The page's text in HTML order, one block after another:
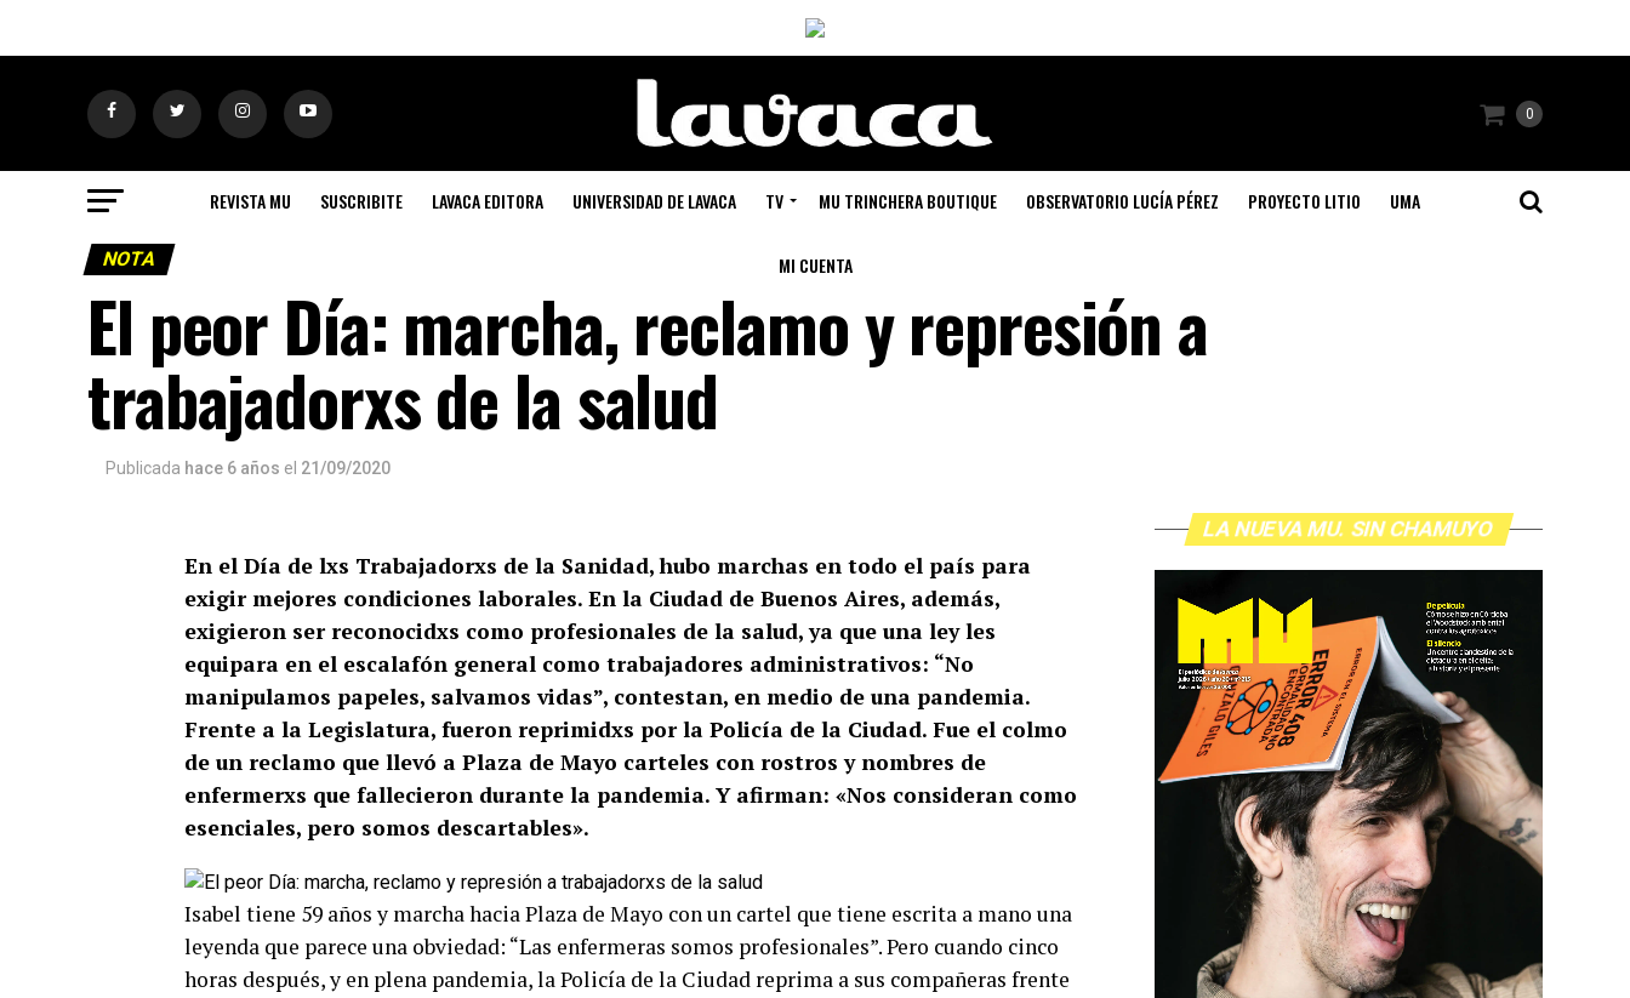
0
REVISTA MU SUSCRIBITE LAVACA EDITORA UNIVERSIDAD DE LAVACA TV MU TRINCHERA BOUTIQUE OBSERVATORIO LUCÍA PÉREZ PROYECTO LITIO UMA
MI CUENTA
NOTA
El peor Día: marcha, reclamo y represión a
trabajadorxs de la salud
Publicada hace 6 años el 21/09/2020
En el Día de lxs Trabajadorxs de la Sanidad, hubo marchas en todo el país para
exigir mejores condiciones laborales. En la Ciudad de Buenos Aires, además,
exigieron ser reconocidxs como profesionales de la salud, ya que una ley les
equipara en el escalafón general como trabajadores administrativos: “No
manipulamos papeles, salvamos vidas”, contestan, en medio de una pandemia.
Frente a la Legislatura, fueron reprimidxs por la Policía de la Ciudad. Fue el colmo
de un reclamo que llevó a Plaza de Mayo carteles con rostros y nombres de
enfermerxs que fallecieron durante la pandemia. Y afirman: «Nos consideran como
esenciales, pero somos descartables».
Isabel tiene 59 años y marcha hacia Plaza de Mayo con un cartel que tiene escrita a mano una
leyenda que parece una obviedad: “Las enfermeras somos profesionales”. Pero cuando cinco
horas después, y en plena pandemia, la Policía de la Ciudad reprima a sus compañeras frente
LA NUEVA MU. SIN CHAMUYO